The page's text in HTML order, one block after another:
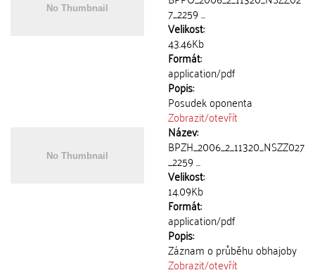
7_2259 ...
Velikost:
43.46Kb
Formát:
application/pdf
Popis:
Posudek oponenta
Zobrazit/otevřít
Název:
BPZH_2006_2_11320_NSZZ027
_2259 ...
Velikost:
14.09Kb
Formát:
application/pdf
Popis:
Záznam o průběhu obhajoby
Zobrazit/otevřít